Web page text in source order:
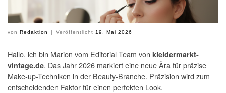
von Redaktion | Veröffentlicht 19. Mai 2026
Hallo, ich bin Marion vom Editorial Team von kleidermarkt-
vintage.de. Das Jahr 2026 markiert eine neue Ära für präzise
Make-up-Techniken in der Beauty-Branche. Präzision wird zum
entscheidenden Faktor für einen perfekten Look.